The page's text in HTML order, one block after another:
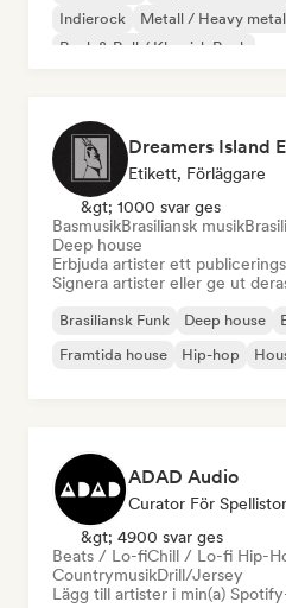
Indierock
Metall / Heavy metal
Rock & Roll / Klassisk Rock
Dreamers Island
Etikett, Förläggare
&gt; 1000 svar ges
BasmusikBrasiliansk musik
Deep house
Erbjuda artister ett
Signera artister eller ge ut
Brasiliansk Funk Deep house
Framtida house
Hip-hop
ADAD Audio
Curator För Spellistor
&gt; 4900 svar ges
Beats / Lo-fiChill / Lo-fi Hip-
CountrymusikDrill/Jersey
Lägg till artister i min(a)